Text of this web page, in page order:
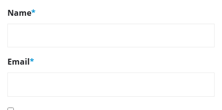
Name*
Email*